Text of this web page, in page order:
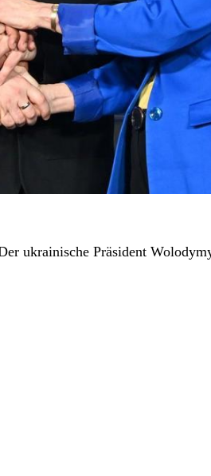
ukrainische Präsident